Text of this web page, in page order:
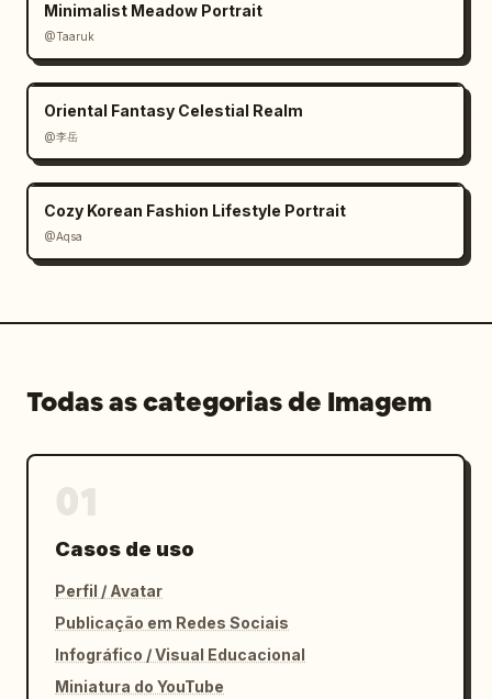
Minimalist Meadow Portrait
@Taaruk
Oriental Fantasy Celestial Realm
@李岳
Cozy Korean Fashion Lifestyle Portrait
@Aqsa
Todas as categorias de Imagem
Casos de uso
Perfil / Avatar
Publicação em Redes Sociais
Infográfico / Visual Educacional
Miniatura do YouTube